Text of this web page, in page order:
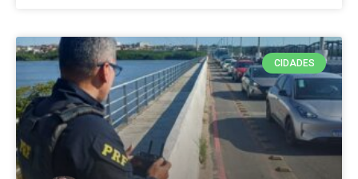
CIDADES